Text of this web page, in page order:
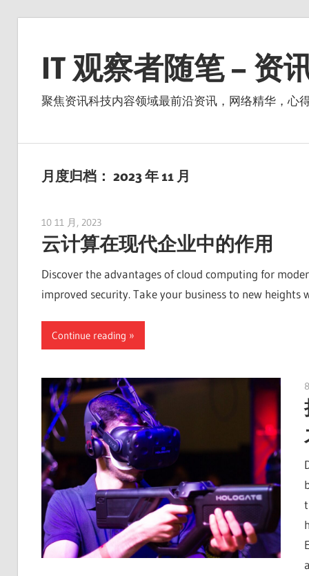
IT 观察者随笔 – 资
聚焦资讯科技内容领域最前沿资讯，网络精华，心
月度归档： 2023 年 11 月
10 11 月, 2023vpvera
云计算在现代企业中的作用
Discover the advantages of cloud computing for
improved security. Take your business to new heights
Continue reading